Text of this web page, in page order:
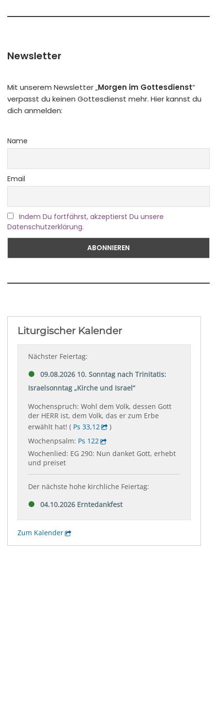
Newsletter
Mit unserem Newsletter „Morgen im Gottesdienst“
verpasst du keinen Gottesdienst mehr. Hier kannst du
dich anmelden:
Name
Email
Indem Du fortfährst, akzeptierst Du unsere
Datenschutzerklärung.